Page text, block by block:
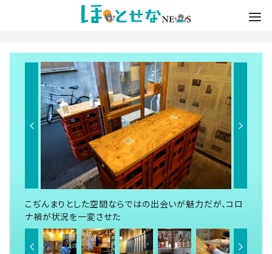
こぢんまりとした空間ならではの出会いが魅力だが、コロ
ナ禍が状況を一変させた